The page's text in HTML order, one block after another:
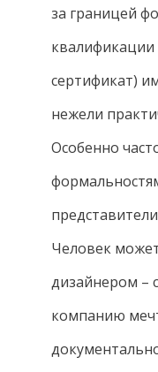
за границей
квалификации
сертификат)
нежели
Особенно
Человек
дизайнером –
компанию